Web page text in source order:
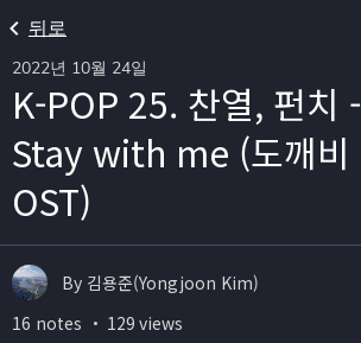
뒤로
2022년 10월 24일
K-POP 25. 찬열, 펀치 -
Stay with me (도깨비
OST)
By 김용준(Yongjoon Kim)
16 notes ・ 129 views